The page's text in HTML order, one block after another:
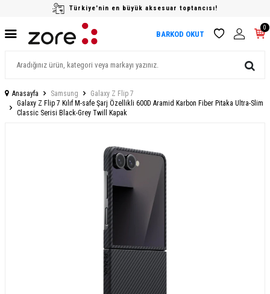
Türkiye'nin en büyük aksesuar toptancısı!
BARKOD OKUT
0
Anasayfa Samsung
Galaxy Z Flip 7
Galaxy Z Flip 7 Kılıf M-safe Şarj Özellikli 600D Aramid Karbon Fiber Pitaka Ultra-Slim
Classic Serisi Black-Grey Twill Kapak